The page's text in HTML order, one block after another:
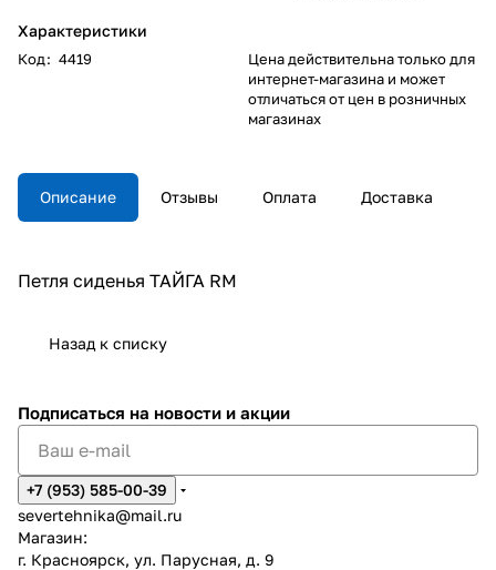
Характеристики
Код: 4419
Цена действительна только для
интернет-магазина и может
отличаться от цен в розничных
магазинах
Описание Отзывы Оплата Доставка
Петля сиденья ТАЙГА RM
Назад к списку
Подписаться на новости и акции
+7 (953) 585-00-39
severtehnika@mail.ru
Магазин:
г. Красноярск, ул. Парусная, д. 9